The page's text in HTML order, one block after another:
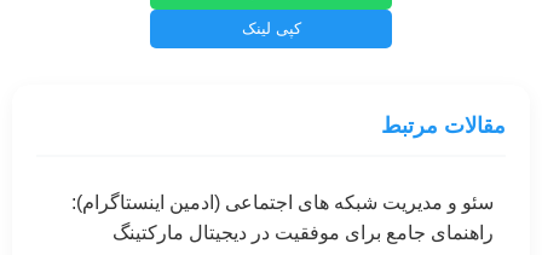
کپی لینک
مقالات مرتبط
سئو و مدیریت شبکه های اجتماعی (ادمین اینستاگرام):
راهنمای جامع برای موفقیت در دیجیتال مارکتینگ